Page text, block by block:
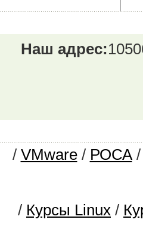
Наш адрес:
/ VMware/ РОСА/
/ Курсы Linux /